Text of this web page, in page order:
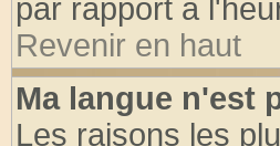
par rapport à
Revenir en haut
Ma langue n'est
Les raisons les